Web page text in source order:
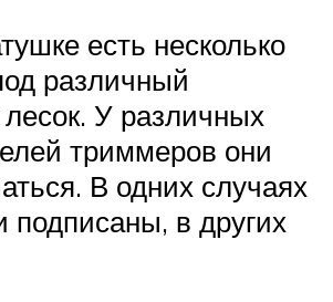
есть несколько
различный
У различных
триммеров они
В одних случаях
подписаны, в других